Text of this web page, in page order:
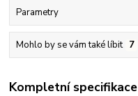
Parametry
Mohlo by se vám také líbit 7
Kompletní specifikace